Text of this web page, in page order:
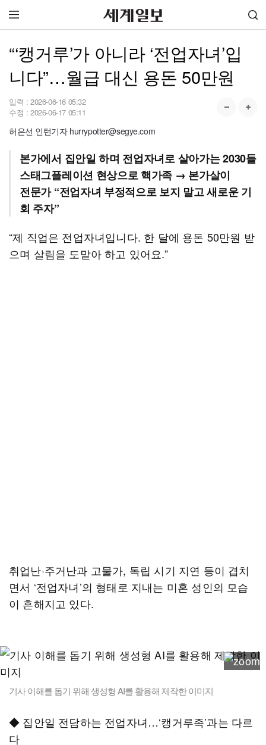
“‘캥거루’가 아니라 ‘전업자녀’입
니다”…월급 대신 용돈 50만원
입력 : 2026-06-16 05:32
수정 : 2026-06-17 05:11
허은선 인턴기자 hurrypotter@segye.com
본가에서 집안일 하며 전업자녀로 살아가는 2030들
스태그플레이션 현상으로 핵가족 → 본가살이
전문가 “전업자녀 부정적으로 보지 말고 새로운 기
회 주자”
“제 직업은 전업자녀입니다. 한 달에 용돈 50만원 받
으며 살림을 도맡아 하고 있어요.”
취업난·주거난과 고물가, 독립 시기 지연 등이 겹치
면서 ‘전업자녀’의 형태로 지내는 미혼 성인의 모습
이 흔해지고 있다.
기사 이해를 돕기 위해 생성형 AI를 활용해 제작한 이미지
◆ 집안일 전담하는 전업자녀…‘캥거루족’과는 다르
다